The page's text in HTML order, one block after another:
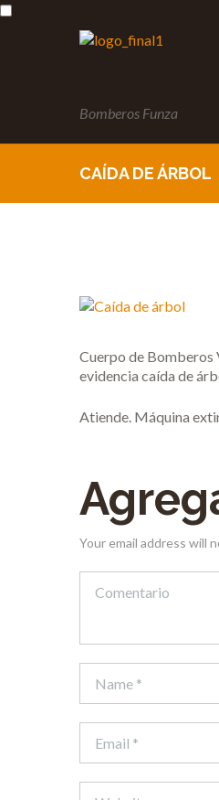
Bomberos Funza
CAÍDA DE ÁRBOL
Cuerpo de Bomberos
evidencia caída de
Atiende. Máquina
Your email address will